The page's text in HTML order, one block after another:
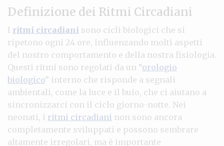
Definizione dei Ritmi Circadiani
I ritmi circadiani sono cicli biologici che si
ripetono ogni 24 ore, influenzando molti aspetti
del nostro comportamento e della nostra fisiologia.
Questi ritmi sono regolati da un “orologio
biologico” interno che risponde a segnali
ambientali, come la luce e il buio, che ci aiutano a
sincronizzarci con il ciclo giorno-notte. Nei
neonati, i ritmi circadiani non sono ancora
completamente sviluppati e possono sembrare
altamente irregolari, ma è importante